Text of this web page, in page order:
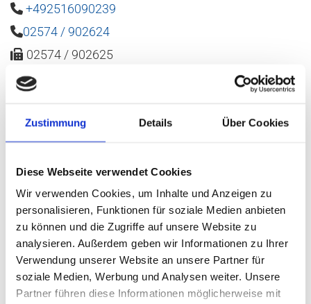
Zustimmung Details Über Cookies
Diese Webseite verwendet Cookies
Wir verwenden Cookies, um Inhalte und Anzeigen zu
personalisieren, Funktionen für soziale Medien anbieten
zu können und die Zugriffe auf unsere Website zu
analysieren. Außerdem geben wir Informationen zu Ihrer
Verwendung unserer Website an unsere Partner für
soziale Medien, Werbung und Analysen weiter. Unsere
Partner führen diese Informationen möglicherweise mit
 +492516090239
02574 / 902624
 02574 / 902625
 info@​zimmerei-​hinnemann.​de
Montag - Freitag
08:00 - 17:00
Samstag
Sonntag
Schreiben Sie uns